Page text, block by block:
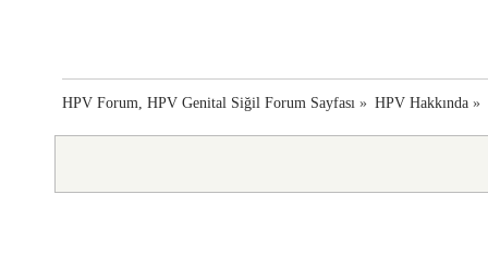
HPV Forum, HPV Genital Siğil Forum Sayfası » HPV Hakkında»